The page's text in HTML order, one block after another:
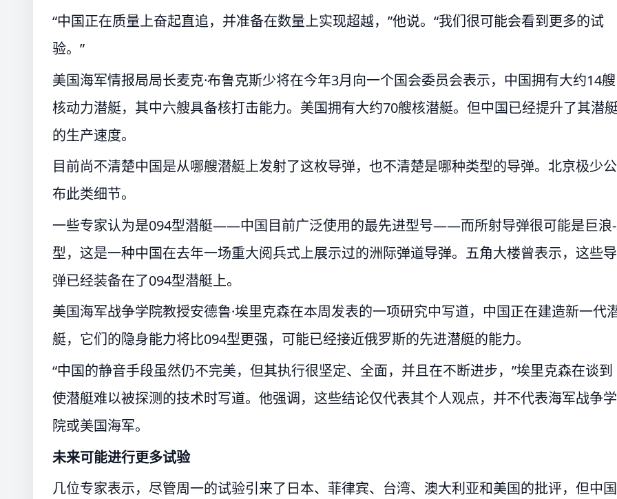
“中国正在质量上奋起直追，并准备在数量上实现超越，”他说。“我们很可能会看到更多的试
验。”
美国海军情报局局长麦克·布鲁克斯少将在今年3月向一个国会委员会表示，中国拥有大约14艘
核动力潜艇，其中六艘具备核打击能力。美国拥有大约70艘核潜艇。但中国已经提升了其潜
的生产速度。
目前尚不清楚中国是从哪艘潜艇上发射了这枚导弹，也不清楚是哪种类型的导弹。北京极少公
布此类细节。
一些专家认为是094型潜艇——中国目前广泛使用的最先进型号——而所射导弹很可能是巨浪
型，这是一种中国在去年一场重大阅兵式上展示过的洲际弹道导弹。五角大楼曾表示，这些导
弹已经装备在了094型潜艇上。
美国海军战争学院教授安德鲁·埃里克森在本周发表的一项研究中写道，中国正在建造新一代
艇，它们的隐身能力将比094型更强，可能已经接近俄罗斯的先进潜艇的能力。
“中国的静音手段虽然仍不完美，但其执行很坚定、全面，并且在不断进步，”埃里克森在谈到
使潜艇难以被探测的技术时写道。他强调，这些结论仅代表其个人观点，并不代表海军战争学
院或美国海军。
未来可能进行更多试验
几位专家表示，尽管周一的试验引来了日本、菲律宾、台湾、澳大利亚和美国的批评，但中国